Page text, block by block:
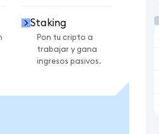
Staking
Pon tu cripto a
trabajar y gana
ingresos pasivos.